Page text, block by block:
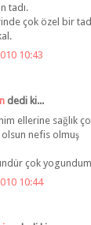
tadı.
çok özel bir
10:43
dedi ki...
ellerine sağlık
nefis olmuş
çok
10:44